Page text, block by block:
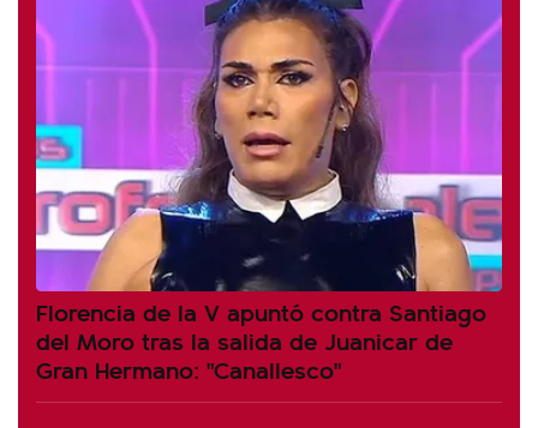
Florencia de la V apuntó contra Santiago
del Moro tras la salida de Juanicar de
Gran Hermano: "Canallesco"